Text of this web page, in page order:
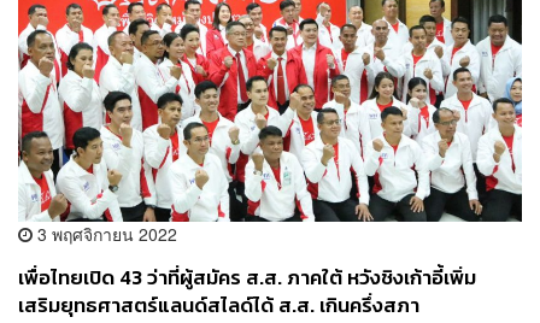
3 พฤศจิกายน 2022
เพื่อไทยเปิด 43 ว่าที่ผู้สมัคร ส.ส. ภาคใต้ หวังชิงเก้าอี้เพิ่ม
เสริมยุทธศาสตร์แลนด์สไลด์ได้ ส.ส. เกินครึ่งสภา